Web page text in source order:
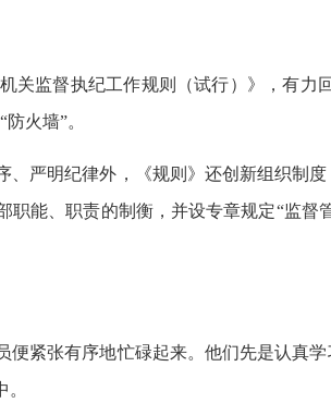
监督执纪工作规则（试行）》，有力
火墙”。
严明纪律外，《规则》还创新组织制
能、职责的制衡，并设专章规定“监督
紧张有序地忙碌起来。他们先是认真